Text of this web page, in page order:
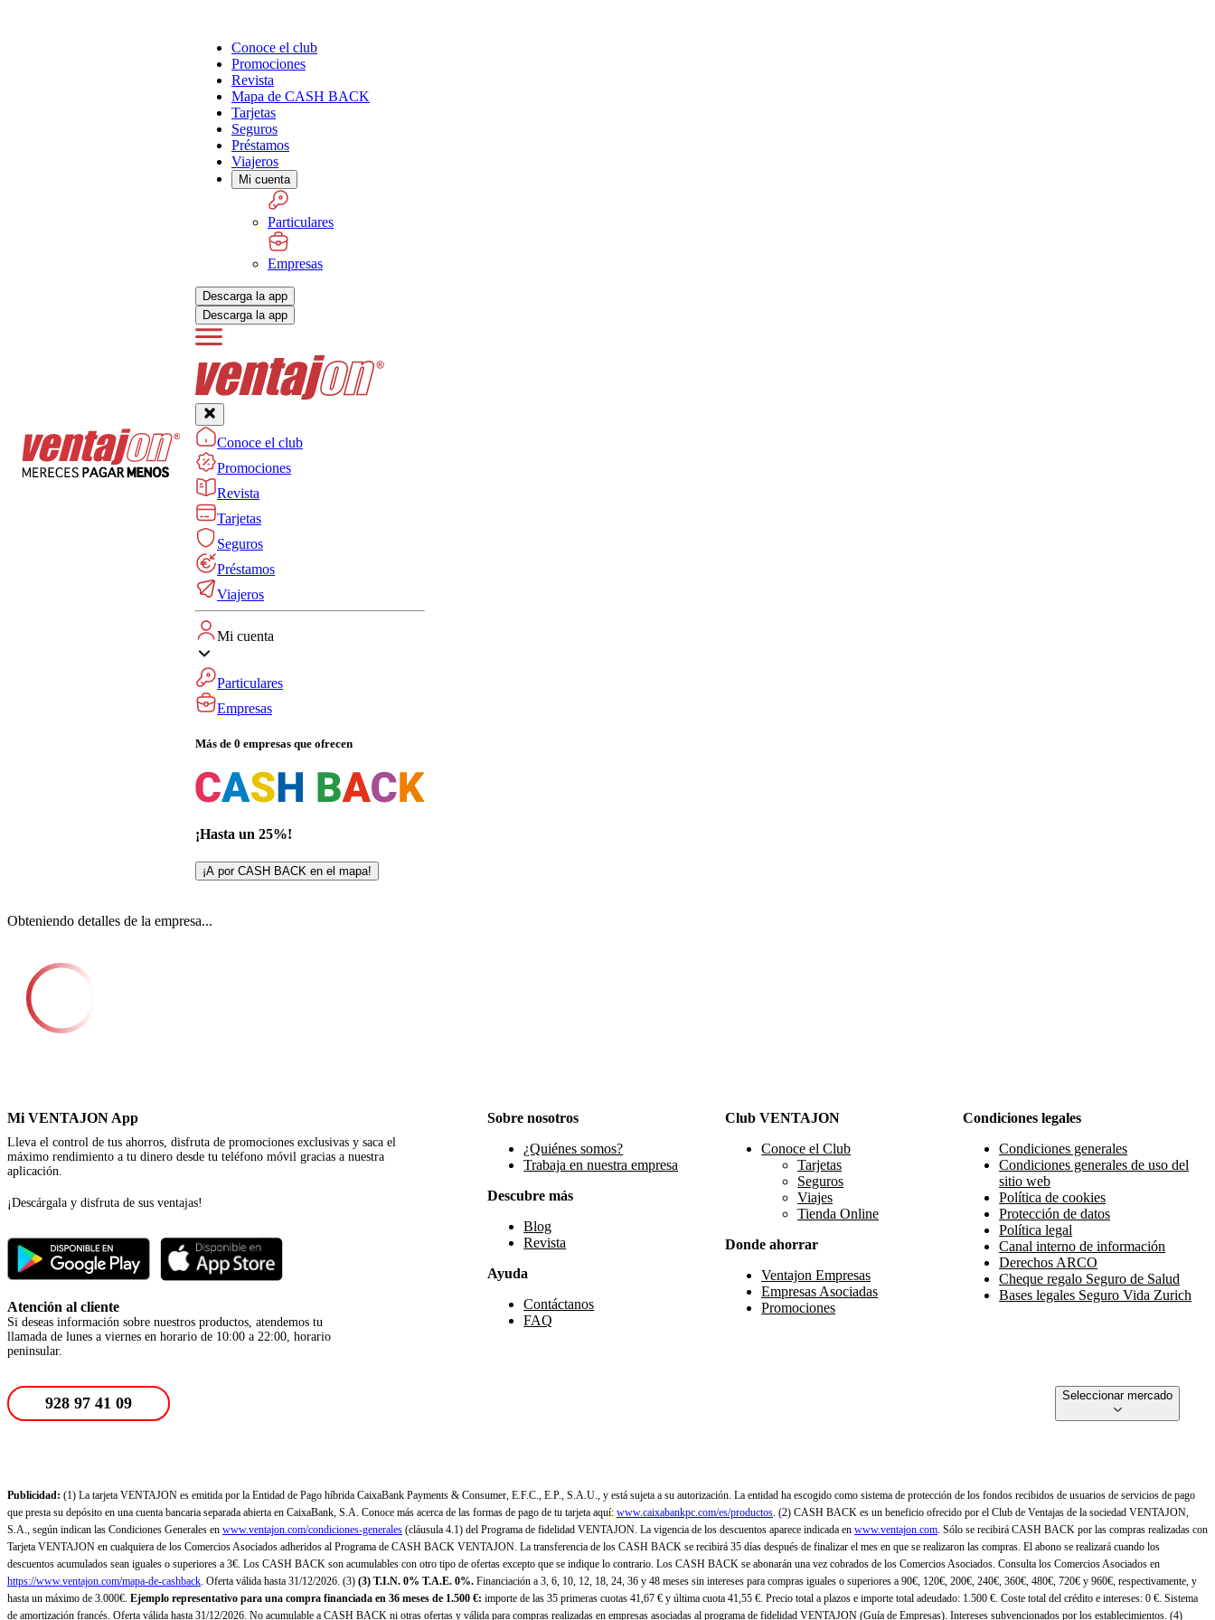
Conoce el club
Promociones
Revista
Mapa de CASH BACK
Tarjetas
Seguros
Préstamos
Viajeros
Mi cuenta
Particulares
Empresas
Descarga la app
Descarga la app
Conoce el club
Promociones
Revista
Tarjetas
Seguros
Préstamos
Viajeros
Mi cuenta
Particulares
Empresas
Más de 0 empresas que ofrecen
¡Hasta un 25%!
¡A por CASH BACK en el mapa!
Obteniendo detalles de la empresa...
Mi VENTAJON App
Lleva el control de tus ahorros, disfruta de promociones exclusivas y saca el
máximo rendimiento a tu dinero desde tu teléfono móvil gracias a nuestra
aplicación.
¡Descárgala y disfruta de sus ventajas!
Atención al cliente
Si deseas información sobre nuestros productos, atendemos tu
llamada de lunes a viernes en horario de 10:00 a 22:00, horario
peninsular.
Sobre nosotros
¿Quiénes somos?
Trabaja en nuestra empresa
Descubre más
Blog
Revista
Ayuda
Contáctanos
FAQ
Club VENTAJON
Conoce el Club
Tarjetas
Seguros
Viajes
Tienda Online
Donde ahorrar
Ventajon Empresas
Empresas Asociadas
Promociones
Condiciones legales
Condiciones generales
Condiciones generales de uso del
sitio web
Política de cookies
Protección de datos
Política legal
Canal interno de información
Derechos ARCO
Cheque regalo Seguro de Salud
Bases legales Seguro Vida Zurich
928 97 41 09 Seleccionar mercado
Publicidad: (1) La tarjeta VENTAJON es emitida por la Entidad de Pago híbrida CaixaBank Payments & Consumer, E.F.C., E.P., S.A.U., y está sujeta a su autorización. La entidad ha escogido como sistema de protección de los fondos recibidos de usuarios de servicios de pago
que presta su depósito en una cuenta bancaria separada abierta en CaixaBank, S.A. Conoce más acerca de las formas de pago de tu tarjeta aquí: www.caixabankpc.com/es/productos. (2) CASH BACK es un beneficio ofrecido por el Club de Ventajas de la sociedad VENTAJON,
S.A., según indican las Condiciones Generales en www.ventajon.com/condiciones-generales (cláusula 4.1) del Programa de fidelidad VENTAJON. La vigencia de los descuentos aparece indicada en www.ventajon.com. Sólo se recibirá CASH BACK por las compras realizadas con
Tarjeta VENTAJON en cualquiera de los Comercios Asociados adheridos al Programa de CASH BACK VENTAJON. La transferencia de los CASH BACK se recibirá 35 días después de finalizar el mes en que se realizaron las compras. El abono se realizará cuando los
descuentos acumulados sean iguales o superiores a 3€. Los CASH BACK son acumulables con otro tipo de ofertas excepto que se indique lo contrario. Los CASH BACK se abonarán una vez cobrados de los Comercios Asociados. Consulta los Comercios Asociados en
https://www.ventajon.com/mapa-de-cashback. Oferta válida hasta 31/12/2026. (3) (3) T.I.N. 0% T.A.E. 0%. Financiación a 3, 6, 10, 12, 18, 24, 36 y 48 meses sin intereses para compras iguales o superiores a 90€, 120€, 200€, 240€, 360€, 480€, 720€ y 960€, respectivamente, y
hasta un máximo de 3.000€. Ejemplo representativo para una compra financiada en 36 meses de 1.500 €: importe de las 35 primeras cuotas 41,67 € y última cuota 41,55 €. Precio total a plazos e importe total adeudado: 1.500 €. Coste total del crédito e intereses: 0 €. Sistema
de amortización francés. Oferta válida hasta 31/12/2026. No acumulable a CASH BACK ni otras ofertas y válida para compras realizadas en empresas asociadas al programa de fidelidad VENTAJON (Guía de Empresas). Intereses subvencionados por los establecimientos. (4)